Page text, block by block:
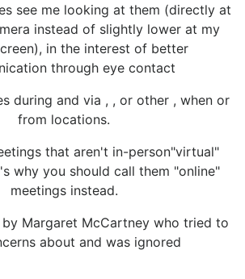
see me looking at them (directly at
instead of slightly lower at my
in the interest of better
through eye contact
during and via , , or other , when or
from locations.
that aren't in-person"virtual"
why you should call them "online"
meetings instead.
Margaret McCartney who tried to
about and was ignored